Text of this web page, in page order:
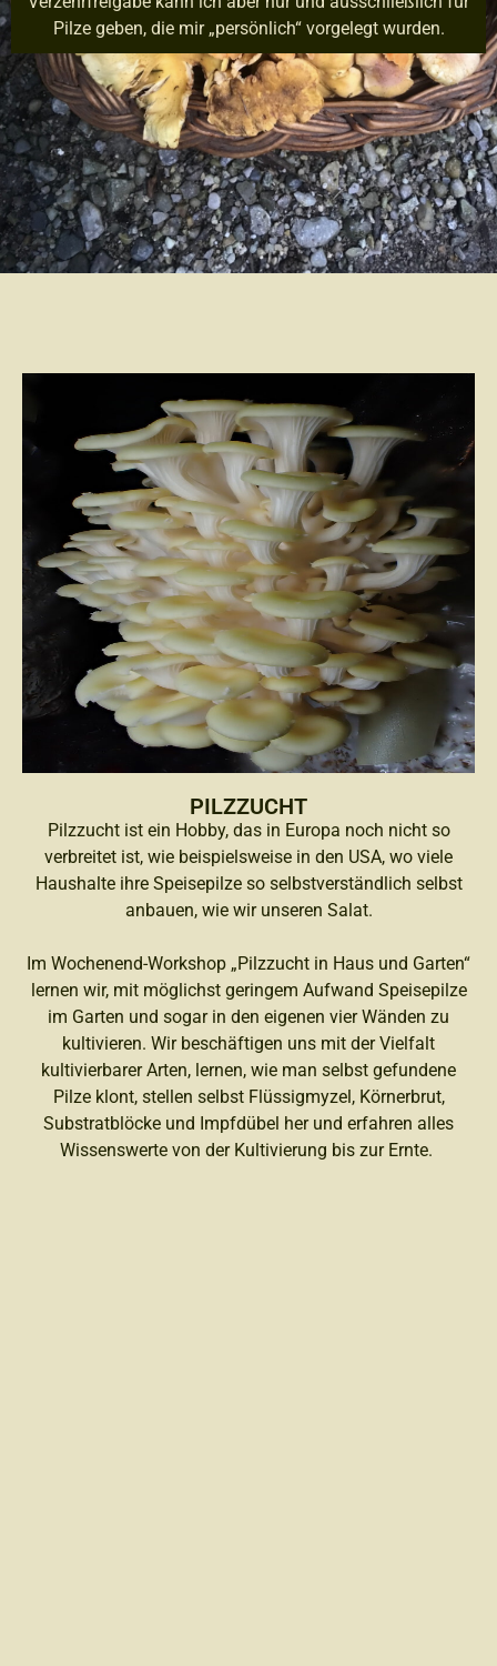
Pilze geben, die mir „persönlich“ vorgelegt wurden.
PILZZUCHT
Pilzzucht ist ein Hobby, das in Europa noch nicht so
verbreitet ist, wie beispielsweise in den USA, wo viele
Haushalte ihre Speisepilze so selbstverständlich selbst
anbauen, wie wir unseren Salat.
Im Wochenend-Workshop „Pilzzucht in Haus und Garten“
lernen wir, mit möglichst geringem Aufwand Speisepilze
im Garten und sogar in den eigenen vier Wänden zu
kultivieren. Wir beschäftigen uns mit der Vielfalt
kultivierbarer Arten, lernen, wie man selbst gefundene
Pilze klont, stellen selbst Flüssigmyzel, Körnerbrut,
Substratblöcke und Impfdübel her und erfahren alles
Wissenswerte von der Kultivierung bis zur Ernte.